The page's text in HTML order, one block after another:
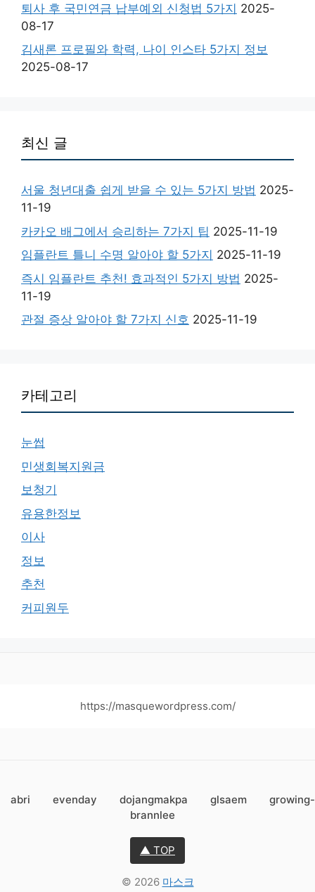
퇴사 후 국민연금 납부예외 신청법 5가지 2025-
08-17
김새론 프로필와 학력, 나이 인스타 5가지 정보
2025-08-17
최신 글
서울 청년대출 쉽게 받을 수 있는 5가지 방법 2025-
11-19
카카오 배그에서 승리하는 7가지 팁 2025-11-19
임플란트 틀니 수명 알아야 할 5가지 2025-11-19
즉시 임플란트 추천! 효과적인 5가지 방법 2025-
11-19
관절 증상 알아야 할 7가지 신호 2025-11-19
카테고리
눈썹
민생회복지원금
보청기
유용한정보
이사
정보
추천
커피원두
https://masquewordpress.com/
abri evenday dojangmakpa glsaem
growing-
brannlee
▲ TOP
© 2026 마스크